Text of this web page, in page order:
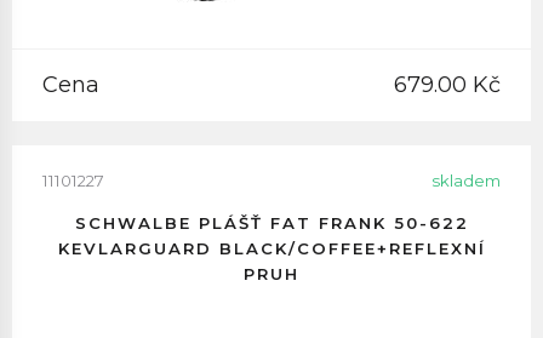
Cena 679.00 Kč
11101227 skladem
SCHWALBE PLÁŠŤ FAT FRANK 50-622
KEVLARGUARD BLACK/COFFEE+REFLEXNÍ
PRUH